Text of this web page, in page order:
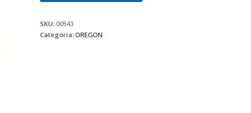
SKU: 00543
Categoria:OREGON